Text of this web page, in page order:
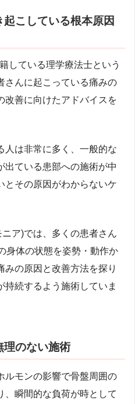
こしている根本原因
している理学療法士という
さんに起こっている痛みの
改善に向けたアドバイスを
人は非常に多く、一般的な
出ている患部への施術が中
とその原因がわからないケ
ア)では、多くの患者さん
身体の状態を姿勢・動作か
みの原因と改善方法を探り
持続するよう施術していま
理のない施術
モンの影響で骨盤周囲の
、瞬間的な負荷が時として